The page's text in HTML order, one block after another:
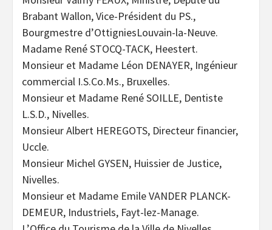
Brabant Wallon, Vice-Président du PS.,
Bourgmestre d’OttigniesLouvain-la-Neuve.
Madame René STOCQ-TACK, Heestert.
Monsieur et Madame Léon DENAYER, Ingénieur
commercial I.S.Co.Ms., Bruxelles.
Monsieur et Madame René SOILLE, Dentiste
L.S.D., Nivelles.
Monsieur Albert HEREGOTS, Directeur financier,
Uccle.
Monsieur Michel GYSEN, Huissier de Justice,
Nivelles.
Monsieur et Madame Emile VANDER PLANCK-
DEMEUR, Industriels, Fayt-lez-Manage.